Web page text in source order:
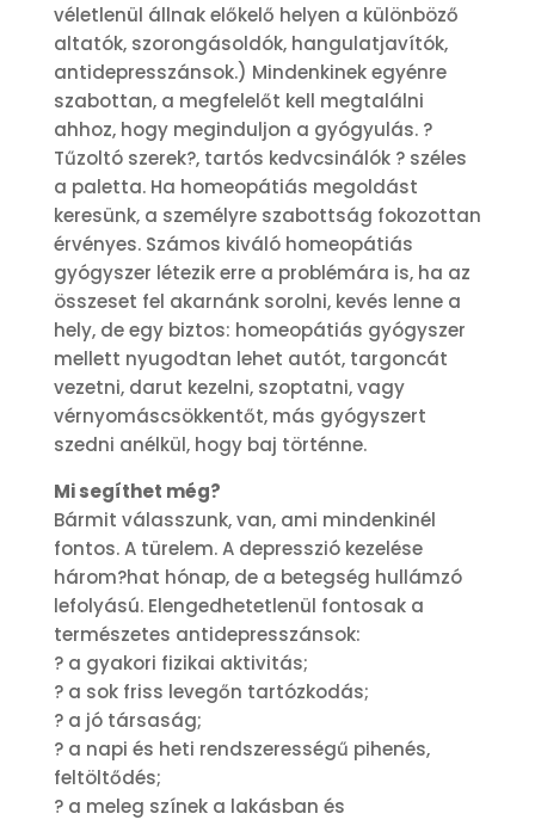
véletlenül állnak előkelő helyen a különböző
altatók, szorongásoldók, hangulatjavítók,
antidepresszánsok.) Mindenkinek egyénre
szabottan, a megfelelőt kell megtalálni
ahhoz, hogy meginduljon a gyógyulás. ?
Tűzoltó szerek?, tartós kedvcsinálók ? széles
a paletta. Ha homeopátiás megoldást
keresünk, a személyre szabottság fokozottan
érvényes. Számos kiváló homeopátiás
gyógyszer létezik erre a problémára is, ha az
összeset fel akarnánk sorolni, kevés lenne a
hely, de egy biztos: homeopátiás gyógyszer
mellett nyugodtan lehet autót, targoncát
vezetni, darut kezelni, szoptatni, vagy
vérnyomáscsökkentőt, más gyógyszert
szedni anélkül, hogy baj történne.
Mi segíthet még?
Bármit válasszunk, van, ami mindenkinél
fontos. A türelem. A depresszió kezelése
három?hat hónap, de a betegség hullámzó
lefolyású. Elengedhetetlenül fontosak a
természetes antidepresszánsok:
? a gyakori fizikai aktivitás;
? a sok friss levegőn tartózkodás;
? a jó társaság;
? a napi és heti rendszerességű pihenés,
feltöltődés;
? a meleg színek a lakásban és